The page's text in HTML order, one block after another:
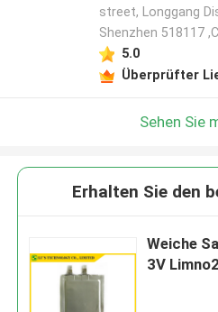
street, Longgang
Shenzhen 518117
5.0
Überprüfter
Sehen Sie
Erhalten Sie den
Weiche
3V Limno2